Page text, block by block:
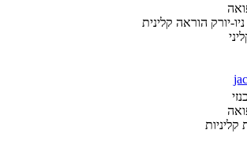
יורק הוראה קלינית
קליניות